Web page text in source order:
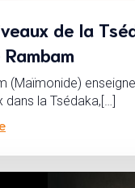
de la
(Maïmonide)
dans la Tsédaka,[…]